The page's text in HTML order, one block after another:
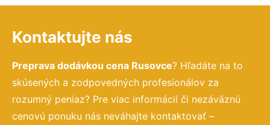
Kontaktujte nás
Preprava dodávkou cena Rusovce? Hľadáte na to
skúsených a zodpovedných profesionálov za
rozumný peniaz? Pre viac informácií či nezáväznú
cenovú ponuku nás neváhajte kontaktovať –